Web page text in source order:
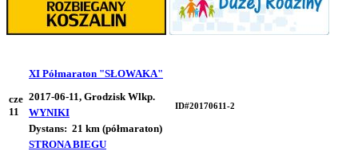
cze
11
XI Półmaraton "SŁOWAKA"
2017-06-11, Grodzisk Wlkp.
WYNIKI
Dystans: 21 km (półmaraton)
STRONA BIEGU
ID#20170611-2